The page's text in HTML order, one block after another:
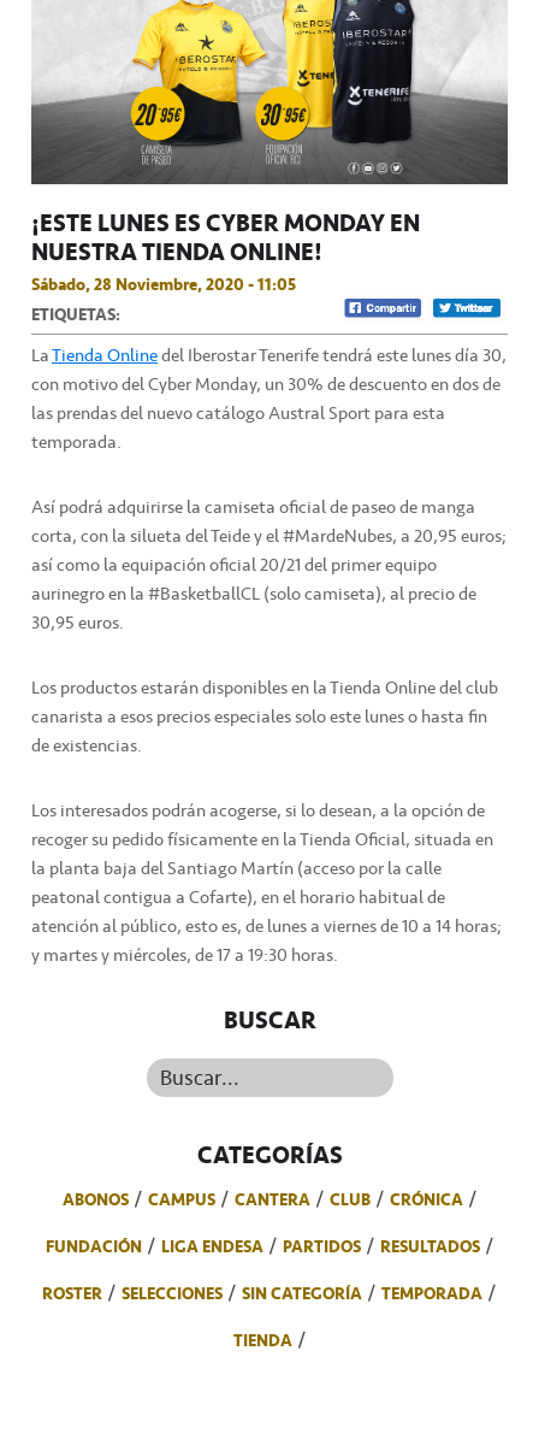
¡ESTE LUNES ES CYBER MONDAY EN
NUESTRA TIENDA ONLINE!
Sábado, 28 Noviembre, 2020 - 11:05
ETIQUETAS:
LaTienda Onlinedel Iberostar Tenerife tendrá este lunes día 30,
con motivo del Cyber Monday, un 30% de descuento en dos de
las prendas del nuevo catálogo Austral Sport para esta
temporada.
Así podrá adquirirse la camiseta oficial de paseo de manga
corta, con la silueta del Teide y el #MardeNubes, a 20,95 euros;
así como la equipación oficial 20/21 del primer equipo
aurinegro en la #BasketballCL (solo camiseta), al precio de
30,95 euros.
Los productos estarán disponibles en la Tienda Online del club
canarista a esos precios especiales solo este lunes o hasta fin
de existencias.
Los interesados podrán acogerse, si lo desean, a la opción de
recoger su pedido físicamente en la Tienda Oficial, situada en
la planta baja del Santiago Martín (acceso por la calle
peatonal contigua a Cofarte), en el horario habitual de
atención al público, esto es, de lunes a viernes de 10 a 14 horas;
y martes y miércoles, de 17 a 19:30 horas.
BUSCAR
Buscar...
CATEGORÍAS
ABONOS CAMPUS CANTERA CLUB
CRÓNICA
FUNDACIÓN
LIGA ENDESA PARTIDOS
RESULTADOS
ROSTER
SELECCIONES SIN CATEGORÍA
TEMPORADA
TIENDA